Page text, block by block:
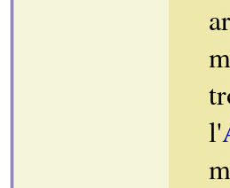
l'